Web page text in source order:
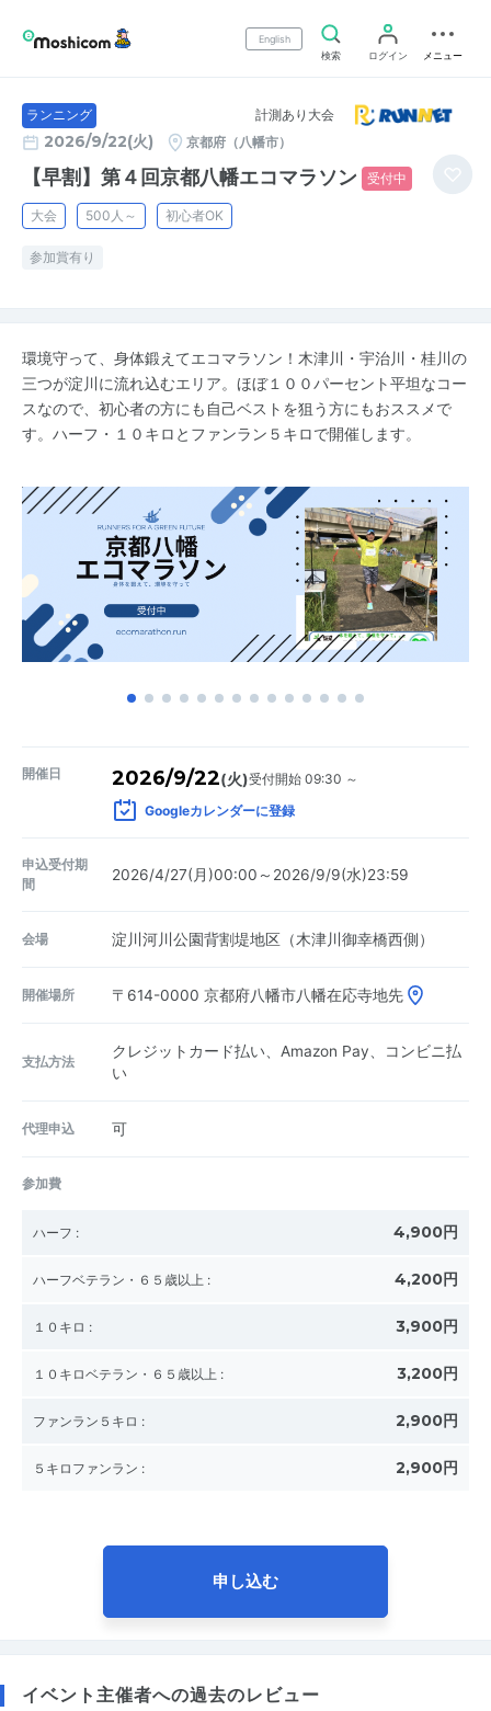
English
検索
ログイン メニュー
ランニング 計測あり大会
2026/9/22(火) 京都府（八幡市）
【早割】第４回京都八幡エコマラソン 受付中
大会 500人～ 初心者OK
参加賞有り
環境守って、身体鍛えてエコマラソン！木津川・宇治川・桂川の
三つが淀川に流れ込むエリア。ほぼ１００パーセント平坦なコー
スなので、初心者の方にも自己ベストを狙う方にもおススメで
す。ハーフ・１０キロとファンラン５キロで開催します。
開催日 2026/9/22(火)受付開始 09:30 ～
Googleカレンダーに登録
申込受付期
間
2026/4/27(月)00:00～2026/9/9(水)23:59
会場 淀川河川公園背割堤地区（木津川御幸橋西側）
開催場所 〒614-0000 京都府八幡市八幡在応寺地先
支払方法
クレジットカード払い、Amazon Pay、コンビニ払
い
代理申込 可
参加費
ハーフ : 4,900円
ハーフベテラン・６５歳以上 : 4,200円
１０キロ : 3,900円
１０キロベテラン・６５歳以上 : 3,200円
ファンラン５キロ : 2,900円
５キロファンラン : 2,900円
申し込む
イベント主催者への過去のレビュー